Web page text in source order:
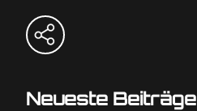
Neueste Beiträge